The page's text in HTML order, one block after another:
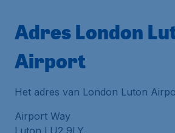
Adres London
Airport
Het adres van London Luton
Airport Way
Luton LU2 9LY,